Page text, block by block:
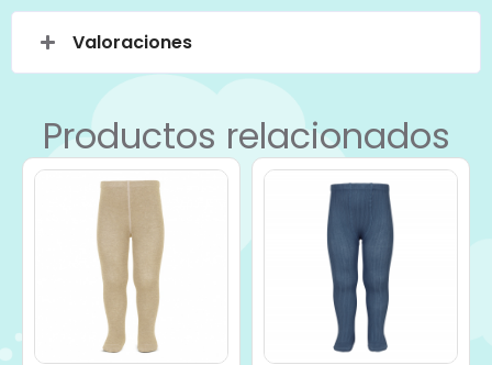
Valoraciones
Productos relacionados